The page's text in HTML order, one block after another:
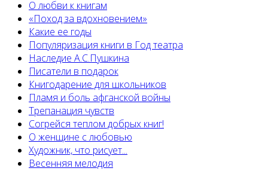
О любви к книгам
«Поход за вдохновением»
Какие ее годы
Популяризация книги в Год театра
Наследие А.С.Пушкина
Писатели в подарок
Книгодарение для школьников
Пламя и боль афганской войны
Трепанация чувств
Согрейся теплом добрых книг!
О женщине с любовью
Художник, что рисует...
Весенняя мелодия